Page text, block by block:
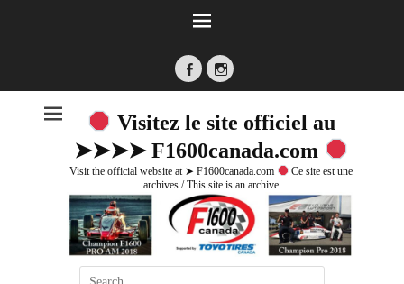
FacebookInstagram
Visitez le site officiel au
➤➤➤➤ F1600canada.com
Visit the official website at ➤ F1600canada.com
Ce site est une
archives / This site is an archive
Search